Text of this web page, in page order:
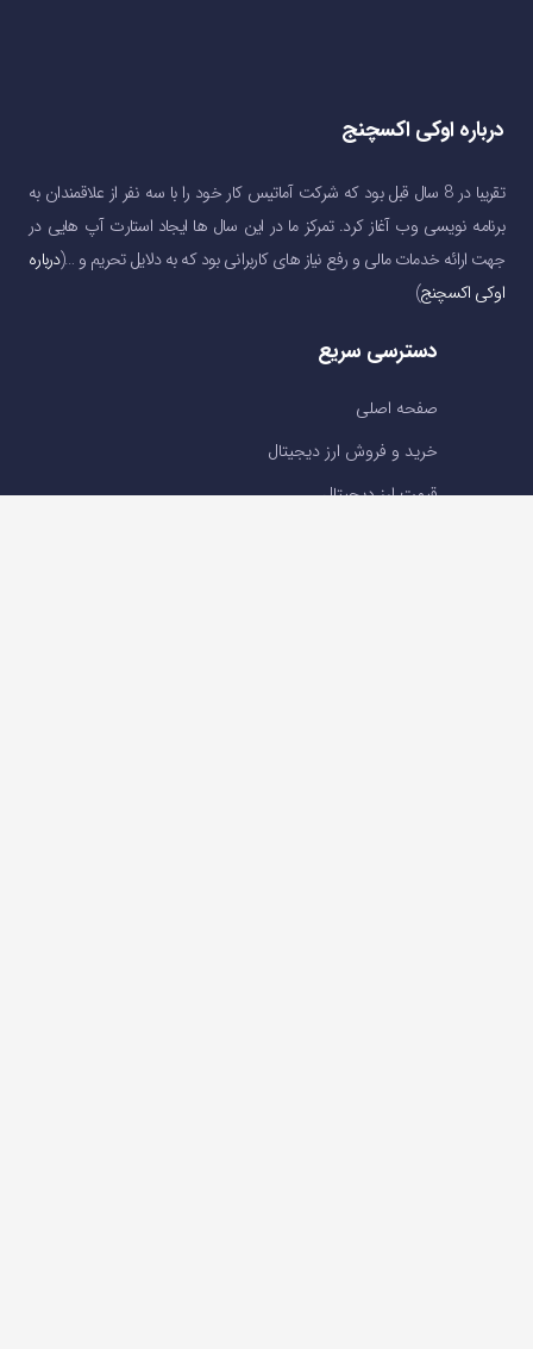
درباره اوکی اکسچنج
تقریبا در 8 سال قبل بود که شرکت آماتیس کار خود را با سه نفر از علاقمندان به
برنامه نویسی وب آغاز کرد. تمرکز ما در این سال ها ایجاد استارت آپ هایی در
جهت ارائه خدمات مالی و رفع نیاز های کاربرانی بود که به دلایل تحریم و …(درباره
اوکی اکسچنج)
دسترسی سریع
صفحه اصلی
خرید و فروش ارز دیجیتال
قیمت ارز دیجیتال